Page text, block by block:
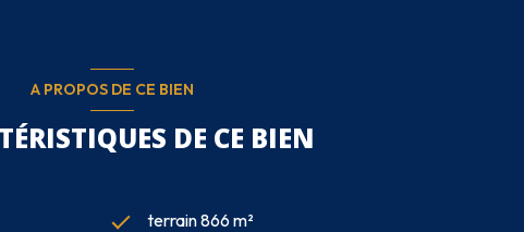
A PROPOS DE CE BIEN
DE CE BIEN
terrain 866 m²